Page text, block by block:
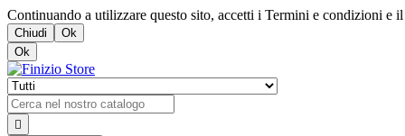
Continuando a utilizzare questo sito, accetti i Termini e condizioni e
Chiudi
Ok
Ok
